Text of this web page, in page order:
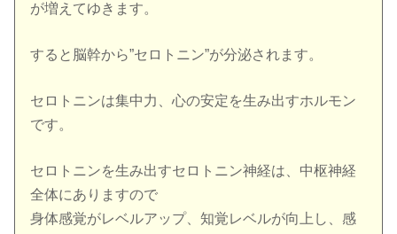
が増えてゆきます。
すると脳幹から”セロトニン”が分泌されます。
セロトニンは集中力、心の安定を生み出すホルモン
です。
セロトニンを生み出すセロトニン神経は、中枢神経
全体にありますので
身体感覚がレベルアップ、知覚レベルが向上し、感